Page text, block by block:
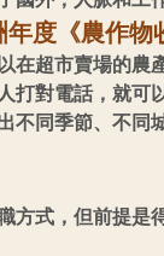
度《農作物
在超市賣場的農
打對電話，就可
出不同季節、不
方式，但前提是